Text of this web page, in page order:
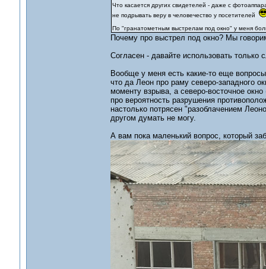
Что касается других свидетелей - даже с
не подрывать веру в человечество у посетителей
По "гранатометным выстрелам под окно" у меня
Почему про выстрел под окно? Мы
Согласен - давайте использовать только
Вообще у меня есть какие-то еще
что да Леон про раму северо-западного
моменту взрыва, а северо-восточное
про вероятность разрушения
настолько потрясен "разоблачением
другом думать не могу.
А вам пока маленький вопрос, который